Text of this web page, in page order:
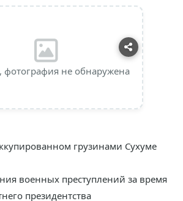
не обнаружена
грузинами Сухуме
военных преступлений за время
президентства